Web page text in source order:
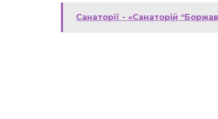
Санаторії - «Санаторій